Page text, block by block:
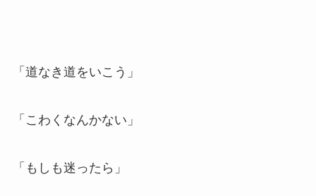
「道なき道をいこう」
「こわくなんかない」
「もしも迷ったら」